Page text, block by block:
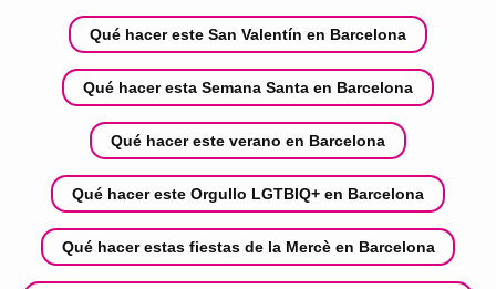
Qué hacer este San Valentín en Barcelona
Qué hacer esta Semana Santa en Barcelona
Qué hacer este verano en Barcelona
Qué hacer este Orgullo LGTBIQ+ en Barcelona
Qué hacer estas fiestas de la Mercè en Barcelona